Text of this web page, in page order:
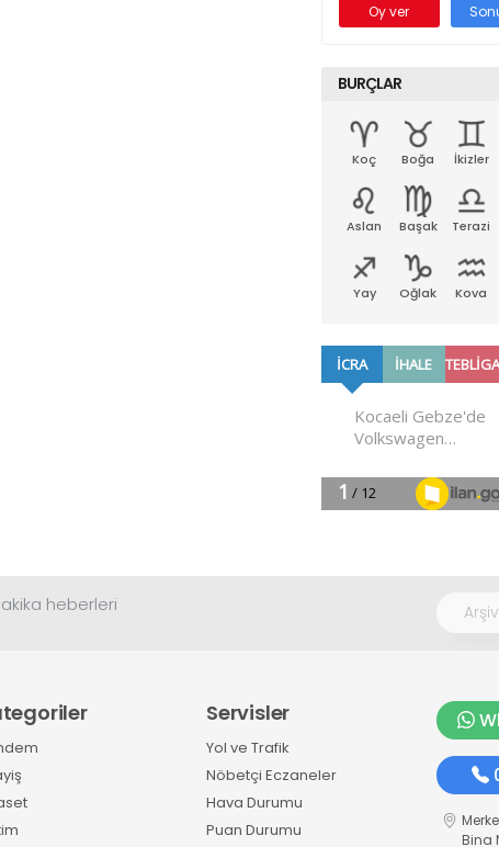
Oy ver
BURÇLAR
Koç Boğa İkizler
Aslan Başak Terazi
Yay Oğlak Kova
heberleri
Servisler
Yol ve Trafik
Nöbetçi Eczaneler
Hava Durumu
Puan Durumu
Bina